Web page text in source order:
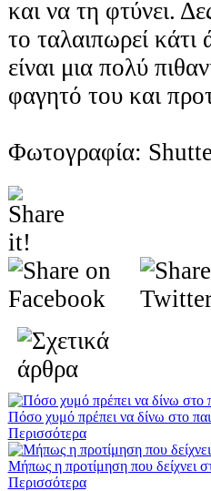
και να τη φτύνει.
το ταλαιπωρεί
είναι μια πολύ
φαγητό του και
Φωτογραφία:
Πόσο χυμό πρέπει να δίνω στο
Περισσότερα
Μήπως η προτίμηση που δείχνει
Περισσότερα